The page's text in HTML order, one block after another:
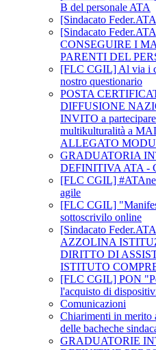
B del personale ATA
[Sindacato
[Sindacato
CONSEGUIRE I
PARENTI DEL
[FLC CGIL] Al via i
nostro questionario
POSTA
DIFFUSIONE
INVITO a
multikulturalità a
ALLEGATO MODU
GRADUATORIA
DEFINITIVA ATA -
[FLC CGIL]
agile
[FLC CGIL]
sottoscrivilo online
[Sindacato
AZZOLINA
DIRITTO DI
ISTITUTO
[FLC CGIL] PON
l'acquisto di
Comunicazioni
Chiarimenti in merito
delle bacheche
GRADUATORIE